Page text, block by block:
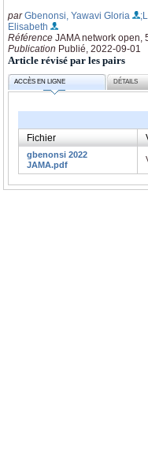
parGbenonsi, Yawavi Gloria
Elisabeth
Référence JAMA network open,
Publication Publié, 2022-09-01
Article révisé par les pairs
ACCÈS EN LIGNE DÉTAILS
Fichier
gbenonsi 2022
JAMA.pdf